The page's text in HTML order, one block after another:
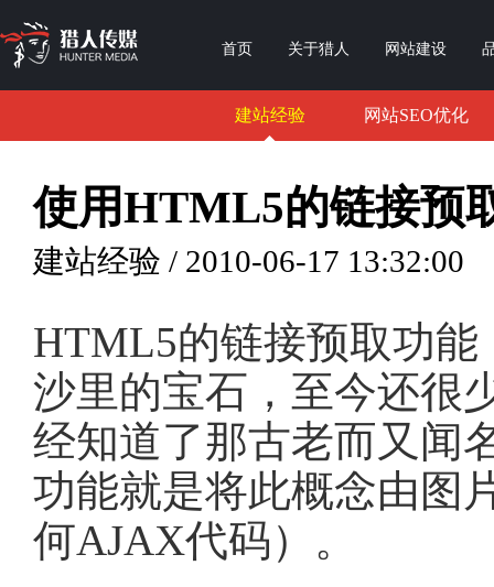
首页 关于猎人 网站建设
建站经验 网站SEO优化
使用HTML5的链接预
建站经验 / 2010-06-17 13:32:00
HTML5的链接预取功能
沙里的宝石，至今还很
经知道了那古老而又闻
功能就是将此概念由图
何AJAX代码）。